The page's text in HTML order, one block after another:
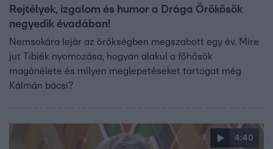
Rejtélyek, izgalom és humor a Drága Örökösök
negyedik évadában!
Nemsokára lejár az örökségben megszabott egy év. Mire
jut Tibiék nyomozása, hogyan alakul a főhősök
magánélete és milyen meglepetéseket tartogat még
Kálmán bácsi?
4:40